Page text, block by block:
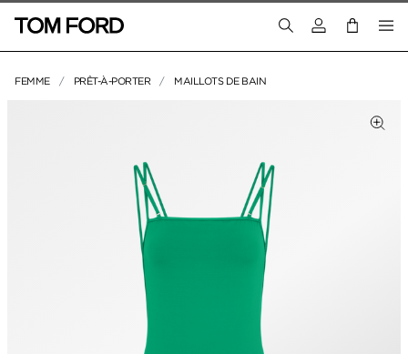
Connectez-
FEMME PRÊT-À-PORTER MAILLOTS DE BAIN